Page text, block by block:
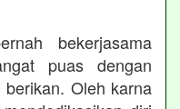
bekerjasama
puas dengan
Oleh karna